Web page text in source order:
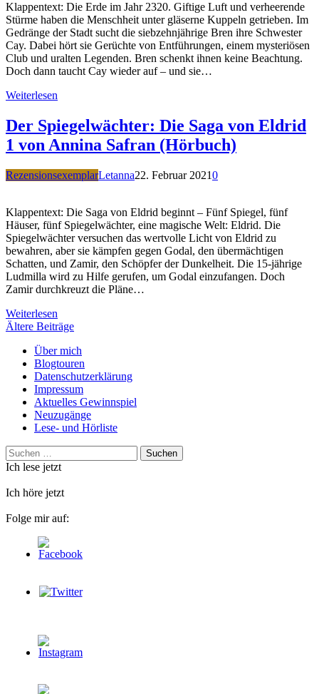
Klappentext: Die Erde im Jahr 2320. Giftige Luft und verheerende
Stürme haben die Menschheit unter gläserne Kuppeln getrieben. Im
Gedränge der Stadt sucht die siebzehnjährige Bren ihre Schwester
Cay. Dabei hört sie Gerüchte von Entführungen, einem mysteriösen
Club und uralten Legenden. Bren schenkt ihnen keine Beachtung.
Doch dann taucht Cay wieder auf – und sie…
Weiterlesen
Der Spiegelwächter: Die Saga von Eldrid
1 von Annina Safran (Hörbuch)
RezensionsexemplarLetanna22. Februar 20210
Klappentext: Die Saga von Eldrid beginnt – Fünf Spiegel, fünf
Häuser, fünf Spiegelwächter, eine magische Welt: Eldrid. Die
Spiegelwächter versuchen das wertvolle Licht von Eldrid zu
bewahren, aber sie kämpfen gegen Godal, den übermächtigen
Schatten, und Zamir, den Schöpfer der Dunkelheit. Die 15-jährige
Ludmilla wird zu Hilfe gerufen, um Godal einzufangen. Doch
Zamir durchkreuzt die Pläne…
Weiterlesen
Beitragsnavigation
Ältere Beiträge
Über mich
Blogtouren
Datenschutzerklärung
Impressum
Aktuelles Gewinnspiel
Neuzugänge
Lese- und Hörliste
Suchen
nach:
Ich lese jetzt
Ich höre jetzt
Folge mir auf: